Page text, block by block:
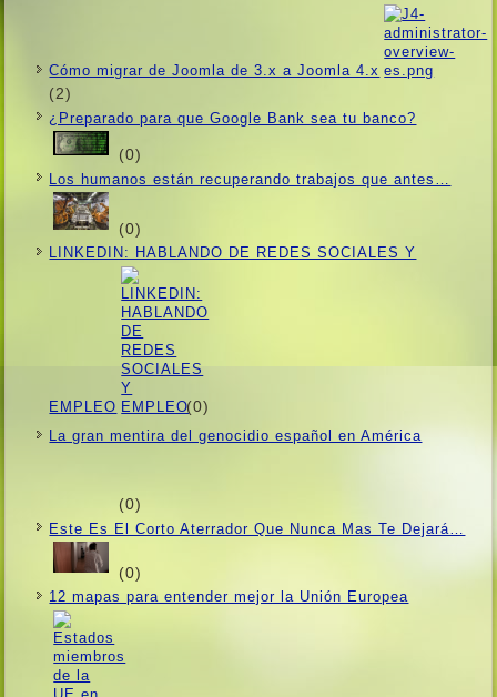
Cómo migrar de Joomla de 3.x a Joomla 4.x
(2)
¿Preparado para que Google Bank sea tu banco?
(0)
Los humanos están recuperando trabajos que antes…
(0)
LINKEDIN: HABLANDO DE REDES SOCIALES Y
EMPLEO (0)
La gran mentira del genocidio español en América
(0)
Este Es El Corto Aterrador Que Nunca Mas Te Dejará…
(0)
12 mapas para entender mejor la Unión Europea